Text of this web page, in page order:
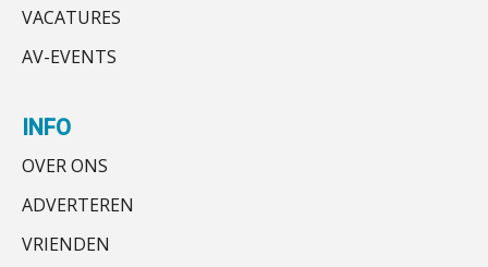
VACATURES
AV-EVENTS
INFO
OVER ONS
ADVERTEREN
VRIENDEN